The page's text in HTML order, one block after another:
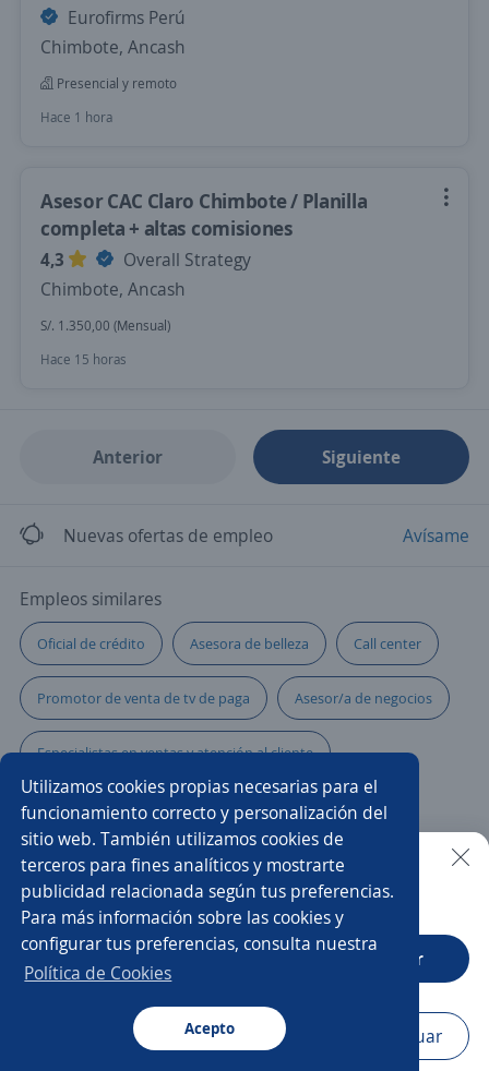
Eurofirms Perú
Chimbote, Ancash
Presencial y remoto
Hace 1 hora
Asesor CAC Claro Chimbote / Planilla
completa + altas comisiones
4,3
Overall Strategy
Chimbote, Ancash
S/. 1.350,00 (Mensual)
Hace 15 horas
Anterior Siguiente
Nuevas ofertas de empleo Avísame
Empleos similares
Oficial de crédito Asesora de belleza Call center
Promotor de venta de tv de paga Asesor/a de negocios
Especialistas en ventas y atención al cliente
Supervisor/a de ventas Asistente/a de negocios
Analista de marketing Promotor/a asesor de créditos
Promotor/a de cambaceo Impulsador/a
Asesor/a servicio al cliente
Agente ventas telemarketing
Buscar es más fácil en la app
CT App Abrir
Navegador Continuar
Utilizamos cookies propias necesarias para el
funcionamiento correcto y personalización del
sitio web. También utilizamos cookies de
terceros para fines analíticos y mostrarte
publicidad relacionada según tus preferencias.
Para más información sobre las cookies y
configurar tus preferencias, consulta nuestra
Política de Cookies
Acepto